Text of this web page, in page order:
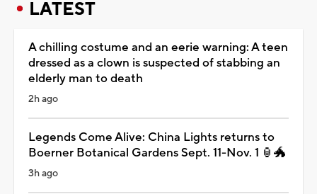
LATEST
A chilling costume and an eerie warning: A teen
dressed as a clown is suspected of stabbing an
elderly man to death
2h ago
Legends Come Alive: China Lights returns to
Boerner Botanical Gardens Sept. 11-Nov. 1 🏮🐲
3h ago